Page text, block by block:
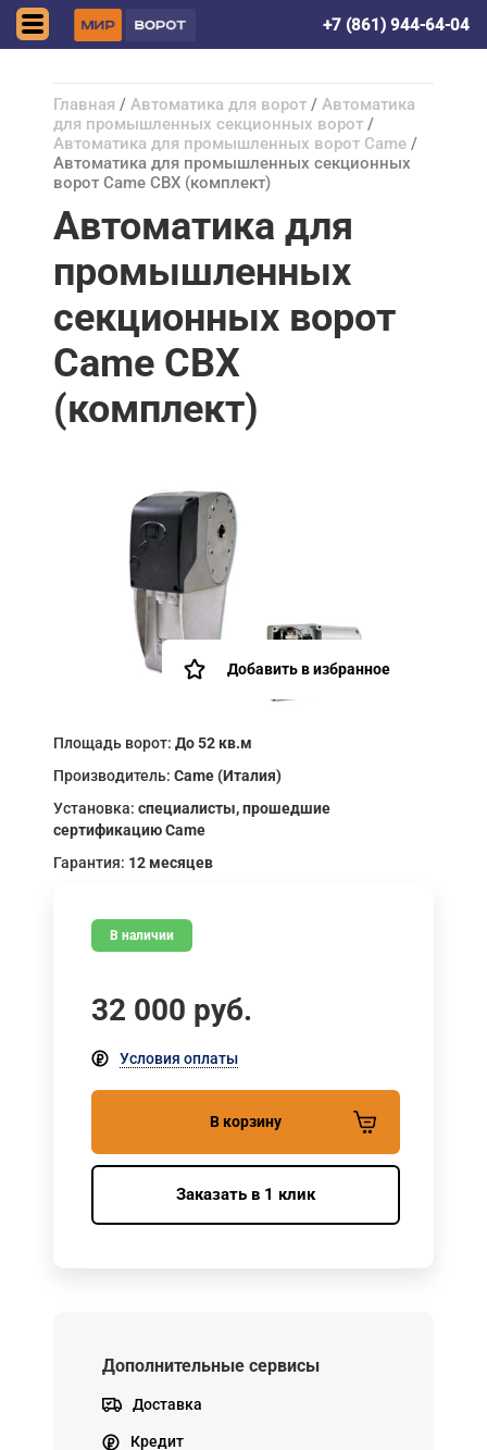
+7 (861) 944-64-04
Главная / Автоматика для ворот / Автоматика
для промышленных секционных ворот /
Автоматика для промышленных ворот Came /
Автоматика для промышленных секционных
ворот Came CBX (комплект)
Автоматика для
промышленных
секционных ворот
Came CBX
(комплект)
Добавить в избранное
Площадь ворот: До 52 кв.м
Производитель: Came (Италия)
Установка: специалисты, прошедшие
сертификацию Came
Гарантия: 12 месяцев
В наличии
32 000 руб.
Условия оплаты
В корзину
Заказать в 1 клик
Дополнительные сервисы
Доставка
Кредит